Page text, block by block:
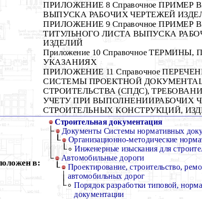
ПРИЛОЖЕНИЕ 8 Справочное
ВЫПУСКА РАБОЧИХ ЧЕРТЕЖЕЙ
ПРИЛОЖЕНИЕ 9 Справочное
ТИТУЛЬНОГО ЛИСТА ВЫПУСКА
ИЗДЕЛИЙ
Приложение 10 Справочное
УКАЗАНИЯХ
ПРИЛОЖЕНИЕ 11 Справочное
СИСТЕМЫ ПРОЕКТНОЙ
СТРОИТЕЛЬСТВА (СПДС),
УЧЕТУ ПРИ ВЫПОЛНЕНИИРАБОЧИХ
СТРОИТЕЛЬНЫХ КОНСТРУКЦИЙ,
в:
Строительная документация
Документы Системы нормативных
Организационно-методические
Инженерные изыскания для
Автомобильные дороги
Проектирование, строительство,
автомобильных дорог
Порядок разработки типовой,
документации